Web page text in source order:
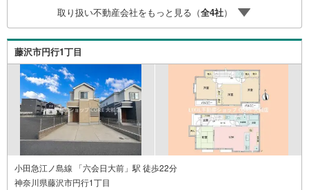
す】※住宅新報よりたくさんのお客様からのお言葉に感謝し
てこれからも楽しく素敵なお家探しをお約束します。お家
探しを始めてみようと思われたらまずは、お気軽に東宝ハ
ウス町田に相談してみませんか？スタッフ一同お客様のお
問合せをお待ちしております。
取り扱い不動産会社をもっと見る（全4社）
藤沢市円行1丁目
小田急江ノ島線 「六会日大前」駅 徒歩22分
神奈川県藤沢市円行1丁目